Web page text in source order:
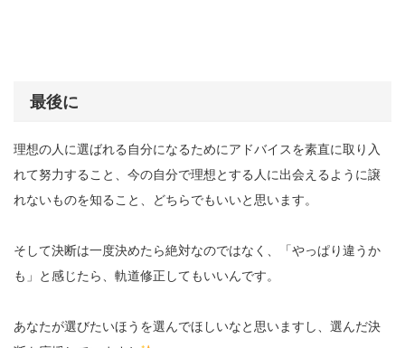
最後に
理想の人に選ばれる自分になるためにアドバイスを素直に取り入
れて努力すること、今の自分で理想とする人に出会えるように譲
れないものを知ること、どちらでもいいと思います。
そして決断は一度決めたら絶対なのではなく、「やっぱり違うか
も」と感じたら、軌道修正してもいいんです。
あなたが選びたいほうを選んでほしいなと思いますし、選んだ決